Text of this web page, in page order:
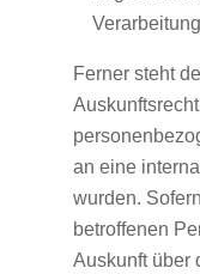
Ferner steht
an eine
wurden.
betroffenen
Auskunft über